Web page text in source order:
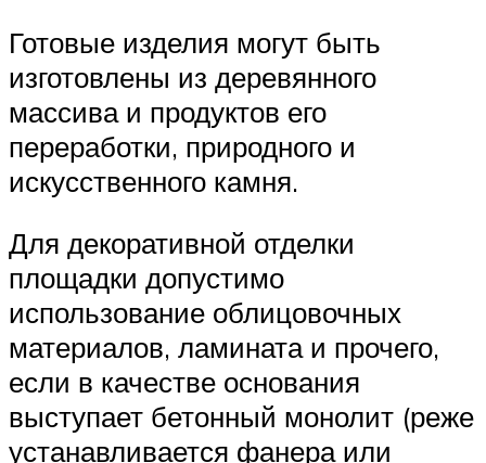
Готовые изделия могут быть
изготовлены из деревянного
массива и продуктов его
переработки, природного и
искусственного камня.
Для декоративной отделки
площадки допустимо
использование облицовочных
материалов, ламината и прочего,
если в качестве основания
выступает бетонный монолит (реже
устанавливается фанера или